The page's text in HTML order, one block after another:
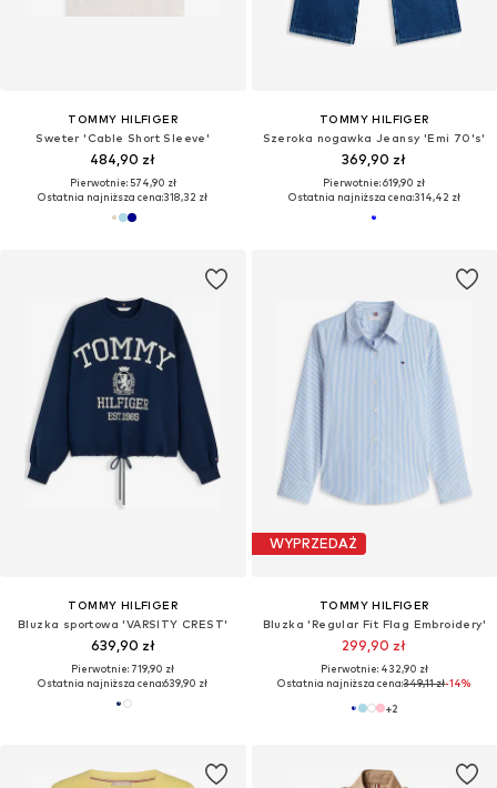
TOMMY HILFIGER
Sweter 'Cable Short Sleeve'
484,90 zł
Pierwotnie: 574,90 zł
Ostatnia najniższa cena:318,32 zł
TOMMY HILFIGER
Szeroka nogawka Jeansy 'Emi 70's'
369,90 zł
Pierwotnie: 619,90 zł
Ostatnia najniższa cena:314,42 zł
TOMMY HILFIGER
Bluzka sportowa 'VARSITY CREST'
639,90 zł
Pierwotnie: 719,90 zł
Ostatnia najniższa cena:639,90 zł
WYPRZEDAŻ
TOMMY HILFIGER
Bluzka 'Regular Fit Flag Embroidery'
299,90 zł
Pierwotnie: 432,90 zł
Ostatnia najniższa cena:349,11 zł-14%
+2